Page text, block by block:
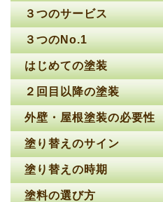
３つのサービス
３つのNo.1
はじめての塗装
２回目以降の塗装
外壁・屋根塗装の必要性
塗り替えのサイン
塗り替えの時期
塗料の選び方